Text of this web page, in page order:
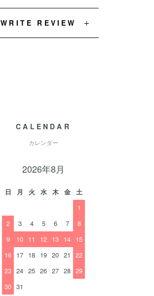
WRITE REVIEW
CALENDAR
カレンダー
2026年8月
日 月 火 水 木 金
土
1
2
3 4 5 6 7
8
9
10 11 12 13 14 15
16 17 18 19 20 21
22
23 24 25 26 27 28 29
30 31